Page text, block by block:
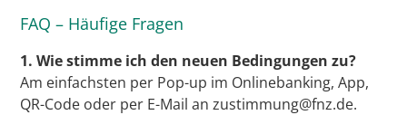
FAQ – Häufige Fragen
1. Wie stimme ich den neuen Bedingungen zu?
Am einfachsten per Pop-up im Onlinebanking, App,
QR-Code oder per E-Mail an zustimmung@fnz.de.